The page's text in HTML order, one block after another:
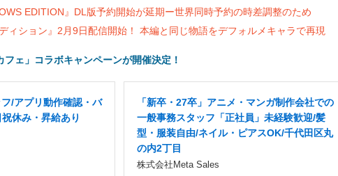
EDITION』DL版予約開始が延期ー世界同時予約の時差調整のため
ィション』2月9日配信開始！ 本編と同じ物語をデフォルメキャラで再現
フェ」コラボキャンペーンが開催決定！
/アプリ動作確認・バ
休み・昇給あり
「新卒・27卒」アニメ・マンガ制作会社での
一般事務スタッフ「正社員」未経験歓迎/髪
型・服装自由/ネイル・ピアスOK/千代田区丸
の内2丁目
株式会社Meta Sales